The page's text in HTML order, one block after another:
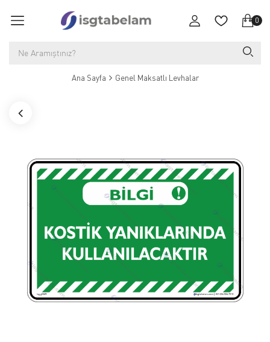
0
Ana Sayfa Genel Maksatlı Levhalar